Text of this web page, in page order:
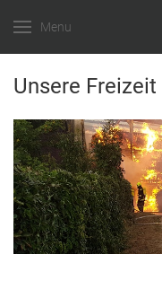
Menu
Unsere